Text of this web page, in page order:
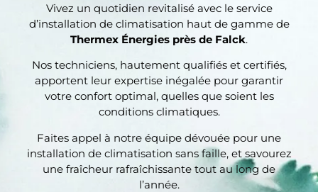
Vivez un quotidien revitalisé avec le service
d’installation de climatisation haut de gamme de
Thermex Énergies près de Falck.
Nos techniciens, hautement qualifiés et certifiés,
apportent leur expertise inégalée pour garantir
votre confort optimal, quelles que soient les
conditions climatiques.
Faites appel à notre équipe dévouée pour une
installation de climatisation sans faille, et savourez
une fraîcheur rafraîchissante tout au long de
l’année.